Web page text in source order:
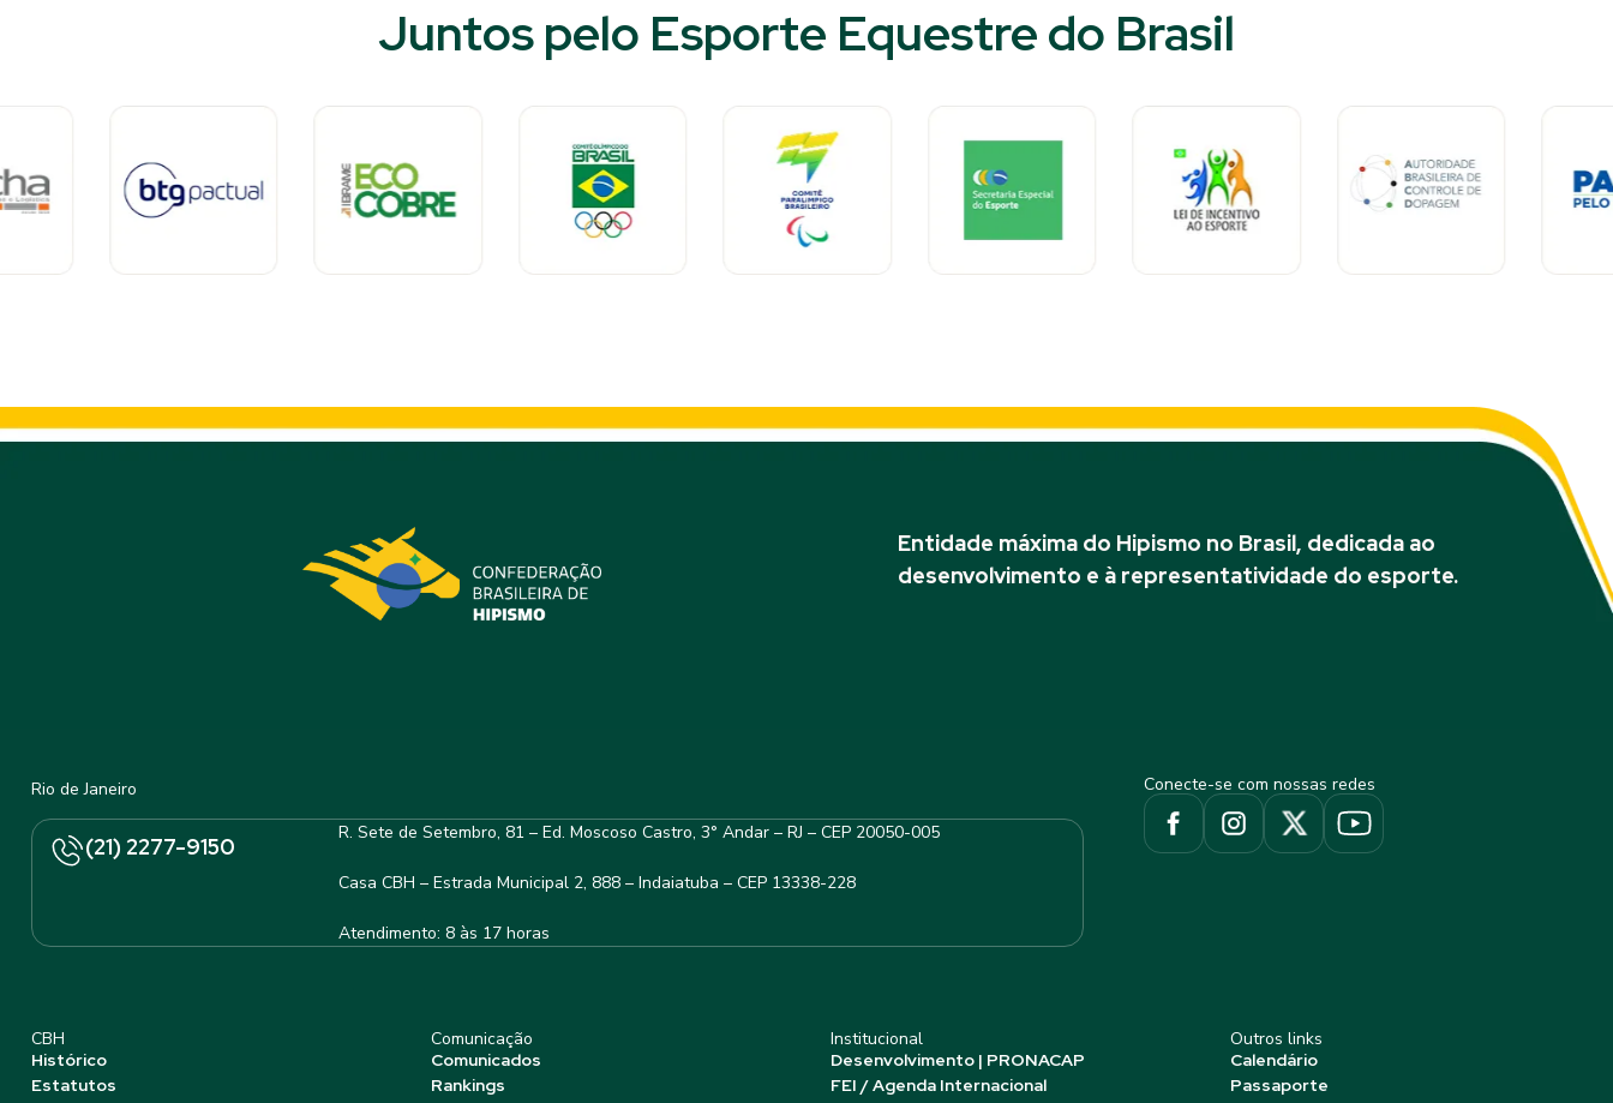
Juntos pelo Esporte Equestre do Brasil​
Entidade máxima do Hipismo no Brasil, dedicada ao
desenvolvimento e à representatividade do esporte.
Rio de Janeiro
(21) 2277-9150
R. Sete de Setembro, 81 – Ed. Moscoso Castro, 3° Andar – RJ – CEP 20050-005
Casa CBH – Estrada Municipal 2, 888 – Indaiatuba – CEP 13338-228
Atendimento: 8 às 17 horas
Conecte-se com nossas redes
CBH
Histórico
Estatutos
Comunicação
Comunicados
Rankings
Institucional
Desenvolvimento | PRONACAP
FEI / Agenda Internacional
Outros links
Calendário
Passaporte